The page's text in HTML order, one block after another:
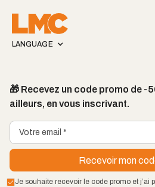
LANGUAGE
🎁 Recevez un code promo de -
ailleurs, en vous inscrivant.
Je souhaite recevoir le code promo et j’ai